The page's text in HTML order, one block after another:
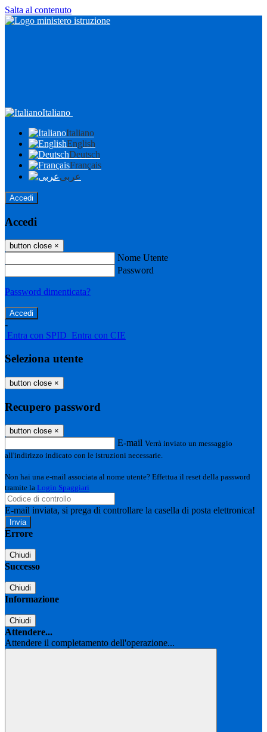
Salta al contenuto
Italiano
Italiano
English
Deutsch
Français
عربى
Accedi
Accedi
button close ×
Nome Utente
Password
Password dimenticata?
-
Entra con SPID Entra con CIE
Seleziona utente
button close ×
Recupero password
button close ×
E-mail Verrà inviato un messaggio
all'indirizzo indicato con le istruzioni necessarie.
Non hai una e-mail associata al nome utente? Effettua il reset della password
tramite la Login Spaggiari
E-mail inviata, si prega di controllare la casella di posta elettronica!
Errore
Chiudi
Successo
Chiudi
Informazione
Chiudi
Attendere...
Attendere il completamento dell'operazione...